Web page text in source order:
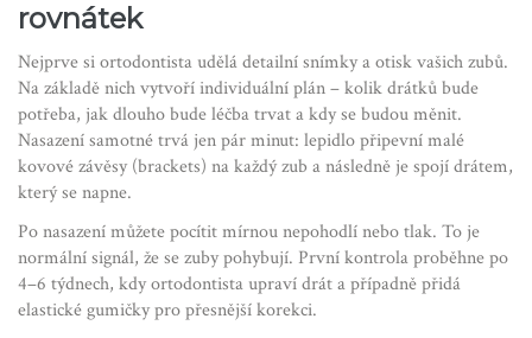
rovnátek
Nejprve si ortodontista udělá detailní snímky a otisk vašich zubů.
Na základě nich vytvoří individuální plán – kolik drátků bude
potřeba, jak dlouho bude léčba trvat a kdy se budou měnit.
Nasazení samotné trvá jen pár minut: lepidlo připevní malé
kovové závěsy (brackets) na každý zub a následně je spojí drátem,
který se napne.
Po nasazení můžete pocítit mírnou nepohodlí nebo tlak. To je
normální signál, že se zuby pohybují. První kontrola proběhne po
4–6 týdnech, kdy ortodontista upraví drát a případně přidá
elastické gumičky pro přesnější korekci.